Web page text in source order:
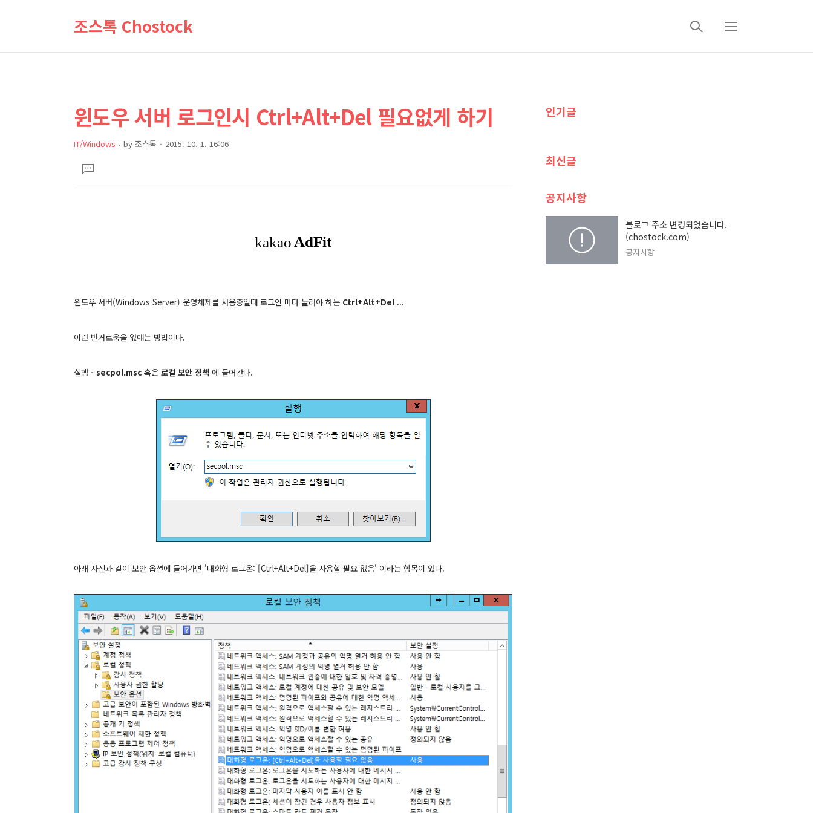
조스톡 Chostock
검
메
상
세
컨
텐
본
문
제
윈도우 서버 로그인시 Ctrl+Alt+Del 필요없게 하기
IT/Windows by 조스톡 2015. 10. 1. 16:06
문댓
글
윈도우 서버(Windows Server) 운영체제를 사용중일때 로그인 마다 눌러야 하는 Ctrl+Alt+Del ...
이런 번거로움을 없얘는 방법이다.
실행 - secpol.msc 혹은 로컬 보안 정책 에 들어간다.
아래 사진과 같이 보안 옵션에 들어가면 '대화형 로그온: [Ctrl+Alt+Del]을 사용할 필요 없음' 이라는 항목이 있다.
추
보
인기글
최신글
공지사항
블로그 주소 변경되었습니다.
(chostock.com)
공지사항